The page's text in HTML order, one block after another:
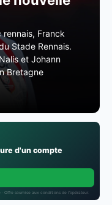
Franck
Stade Rennais.
et Johann
Bretagne
d'un compte
Offre soumise aux conditions de l’opérateur.